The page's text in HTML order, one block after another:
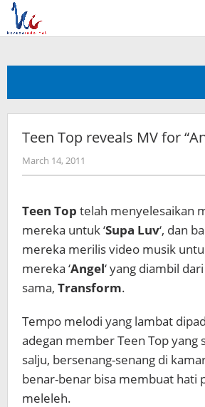
Skip
content
Teen Top reveals MV for
March 14, 2011
Koreanindo
Teen Top telah menyelesaikan
mereka untuk ‘Supa Luv‘, dan
mereka merilis video musik
mereka ‘Angel‘ yang diambil
sama, Transform.
Tempo melodi yang lambat
adegan member Teen Top yang
salju, bersenang-senang di
benar-benar bisa membuat hati
meleleh.